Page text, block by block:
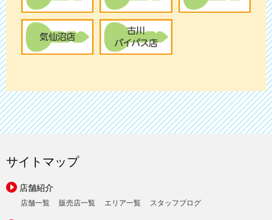
サイトマップ
店舗紹介
店舗一覧 販売店一覧 エリア一覧 スタッフブログ